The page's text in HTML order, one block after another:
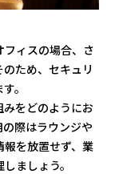
ィスの場合、さ
ため、セキュリ
。
をどのようにお
際はラウンジや
を放置せず、業
ましょう。